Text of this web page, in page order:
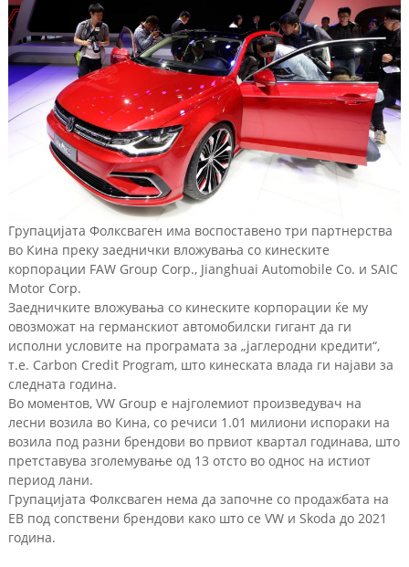
Групацијата Фолксваген има воспоставено три партнерства
во Кина преку заеднички вложувања со кинеските
корпорации FAW Group Corp., Jianghuai Automobile Co. и SAIC
Motor Corp.
Заедничкитe вложувања со кинеските корпорации ќе му
овозможат на германскиот автомобилски гигант да ги
исполни условите на програмата за „јаглеродни кредити“,
т.е. Carbon Credit Program, што кинеската влада ги најави за
следната година.
Во моментов, VW Group е најголемиот произведувач на
лесни возила во Кина, со речиси 1.01 милиони испораки на
возила под разни брендови во првиот квартал годинава, што
претставува зголемување од 13 отсто во однос на истиот
период лани.
Групацијата Фолксваген нема да започне со продажбата на
ЕВ под сопствени брендови како што се VW и Skoda до 2021
година.